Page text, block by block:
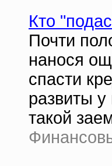
Кто
Почти
нанося
спасти
развиты у
такой